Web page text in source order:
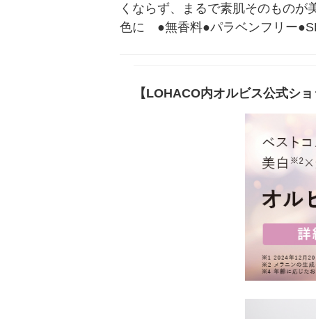
くならず、まるで素肌そのもの
色に　●無香料●パラベンフリー
【LOHACO内オルビス公式ショ